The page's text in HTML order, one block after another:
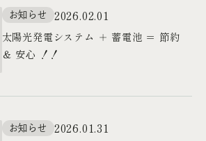
お知らせ 2026.02.01
太陽光発電システム ＋ 蓄電池 ＝ 節約
＆ 安心 ！！
お知らせ 2026.01.31